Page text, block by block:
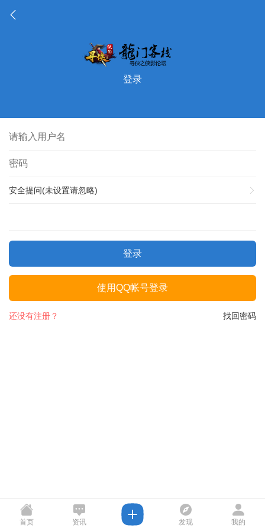
登录
安全提问(未设置请忽略)
登录
使用QQ帐号登录
找回密码
还没有注册？
首页 资讯 发现 我的